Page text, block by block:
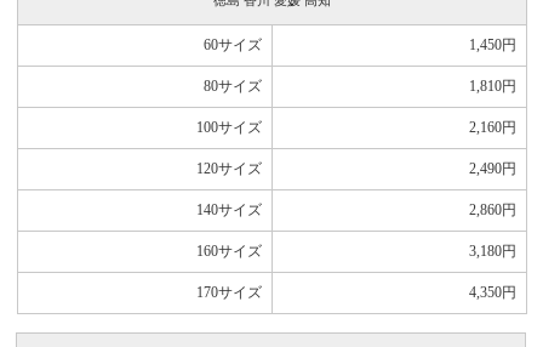
60サイズ 1,450円
80サイズ 1,810円
100サイズ 2,160円
120サイズ 2,490円
140サイズ 2,860円
160サイズ 3,180円
170サイズ 4,350円